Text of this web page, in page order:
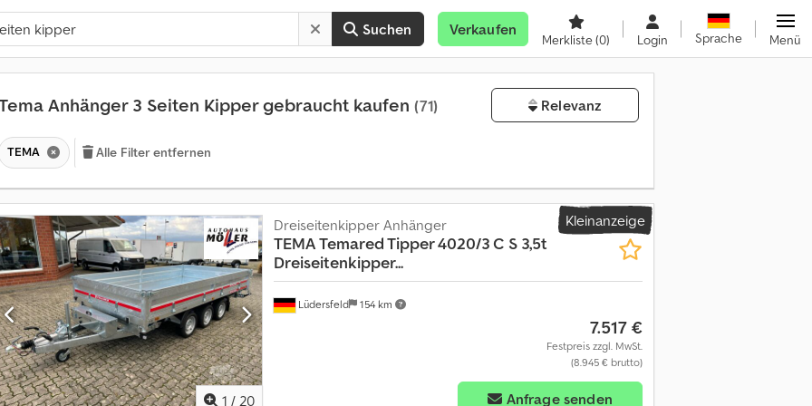
Suchen Verkaufen
Merkliste(0) Login Sprache Menü
Anhänger 3 Seiten Kipper gebraucht kaufen (71) Relevanz
TEMA Alle Filter entfernen
Kleinanzeige
1 / 20
Lüdersfeld 154 km
Dreiseitenkipper Anhänger
TEMATemared Tipper 4020/3 C S 3,5t
Dreiseitenkipper...
7.517 €
Festpreis zzgl. MwSt.
(8.945 € brutto)
Anfrage senden